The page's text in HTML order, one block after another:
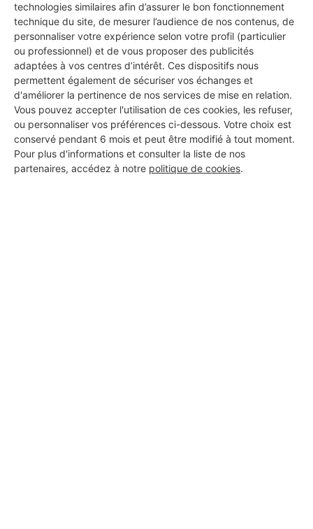
technologies similaires afin d’assurer le bon fonctionnement
technique du site, de mesurer l’audience de nos contenus, de
personnaliser votre expérience selon votre profil (particulier
ou professionnel) et de vous proposer des publicités
adaptées à vos centres d’intérêt. Ces dispositifs nous
permettent également de sécuriser vos échanges et
d'améliorer la pertinence de nos services de mise en relation.
Vous pouvez accepter l'utilisation de ces cookies, les refuser,
ou personnaliser vos préférences ci-dessous. Votre choix est
conservé pendant 6 mois et peut être modifié à tout moment.
Pour plus d'informations et consulter la liste de nos
partenaires, accédez à notre politique de cookies.
Les 1 autres Carreleurs pour
vos travaux à Roinvilliers
CRISBAT
Roinvilliers
2 ans d'expérience